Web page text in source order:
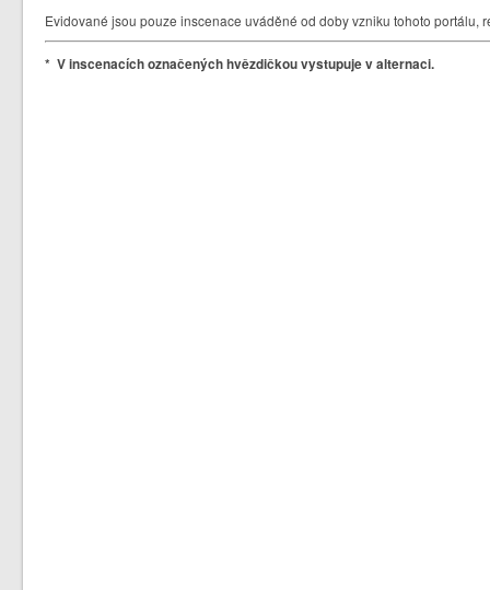
Evidované jsou pouze inscenace uváděné od doby vzniku tohoto portálu,
* V inscenacích označených hvězdičkou vystupuje v alternaci.